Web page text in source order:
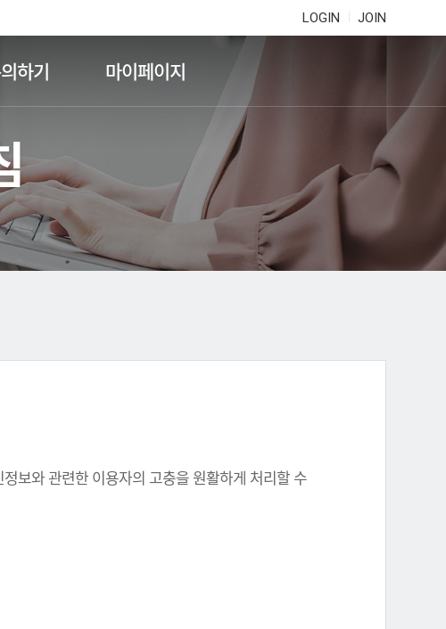
LOGIN JOIN
하기 마이페이지
보와 관련한 이용자의 고충을 원활하게 처리할 수